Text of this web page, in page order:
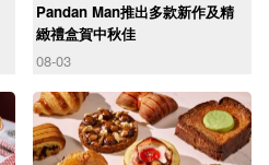
Pandan Man推出多款新作及精
緻禮盒賀中秋佳
08-03